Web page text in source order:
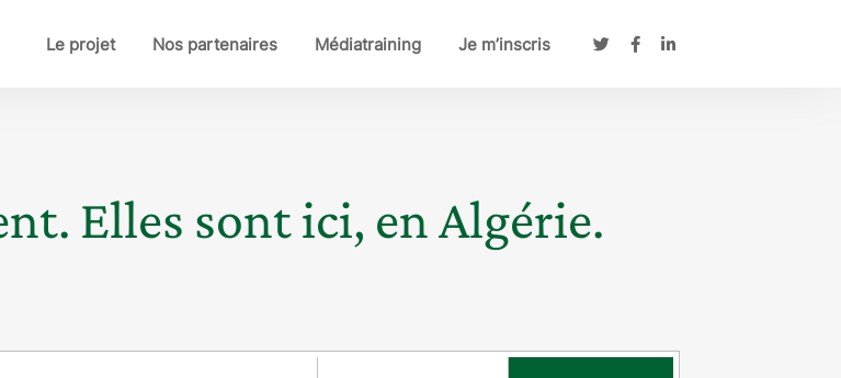
Le projet Nos partenaires Médiatraining Je m’inscris
Elles sont ici, en Algérie.